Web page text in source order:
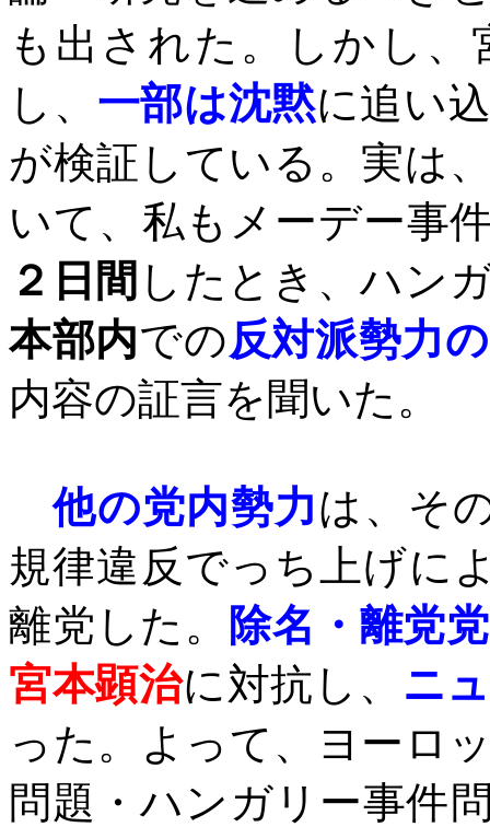
も出された。しかし
し、 一部は沈黙に追い
が検証している。実は
いて、私もメーデー事
２日間 したとき、ハン
本部内での反対派勢力
内容の証言を聞いた。
他の党内勢力は、そ
規律違反でっち上げに
離党した。
除名・離党
宮本顕治に対抗し、 ニ
った。よって、ヨーロ
問題・ハンガリー事件